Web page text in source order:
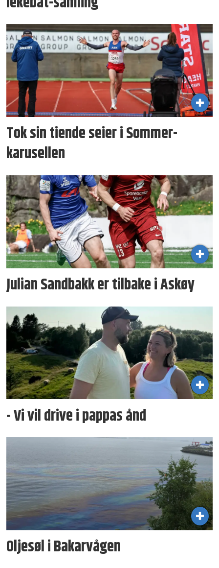
Tok sin tiende seier i Sommer­
karusellen
Julian Sandbakk er tilbake i Askøy
- Vi vil drive i pappas ånd
Oljesøl i Bakarvågen